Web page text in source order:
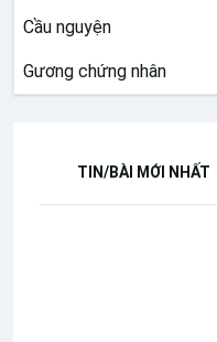
Cầu nguyện
Gương chứng nhân
TIN/BÀI MỚI NHẤT